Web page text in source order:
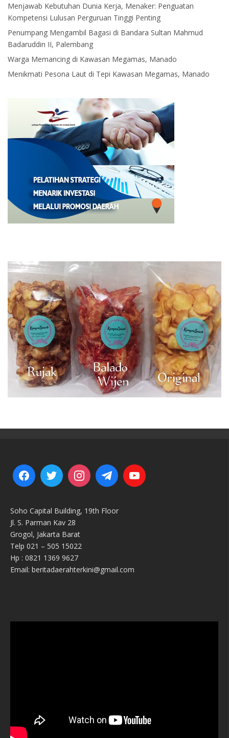
Menjawab Kebutuhan Dunia Kerja, Menaker: Penguatan
Kompetensi Lulusan Perguruan Tinggi Penting
Penumpang Mengambil Bagasi di Bandara Sultan Mahmud
Badaruddin II, Palembang
Warga Memancing di Kawasan Megamas, Manado
Menikmati Pesona Laut di Tepi Kawasan Megamas, Manado
Soho Capital Building, 19th Floor
Jl. S. Parman Kav 28
Grogol, Jakarta Barat
Telp 021 – 505 15022
Hp : 0821 1369 9627
Email: beritadaerahterkini@gmail.com